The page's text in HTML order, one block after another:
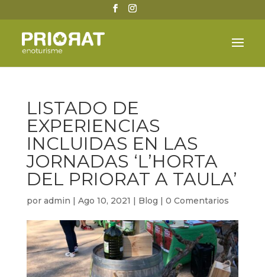
LISTADO DE
EXPERIENCIAS
INCLUIDAS EN LAS
JORNADAS ‘L’HORTA
DEL PRIORAT A TAULA’
por admin | Ago 10, 2021 | Blog | 0 Comentarios